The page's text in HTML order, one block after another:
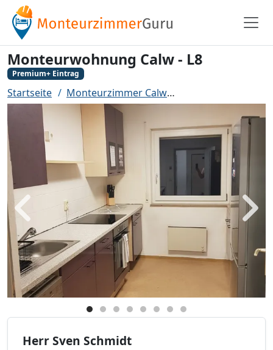
Monteurwohnung Calw - L8
Premium+ Eintrag
Startseite Monteurzimmer Calw
Zurück
Herr Sven Schmidt